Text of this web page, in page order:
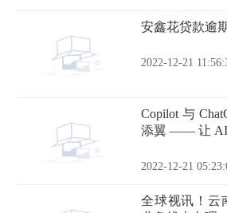
安鑫花贷款逾
2022-12-21
Copilot 与
添翼 —— 让 AI
2022-12-21
全球视讯！云